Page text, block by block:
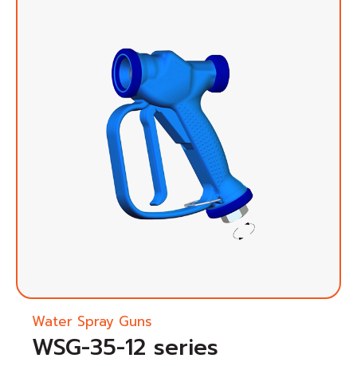
Water Spray Guns
WSG-35-12 series